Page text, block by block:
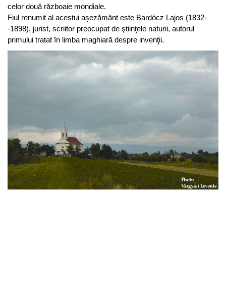
celor două războaie mondiale.
Fiul renumit al acestui aşezământ este Bardócz Lajos (1832-
-1898), jurist, scriitor preocupat de ştiinţele naturii, autorul
primului tratat în limba maghiară despre invenţii.